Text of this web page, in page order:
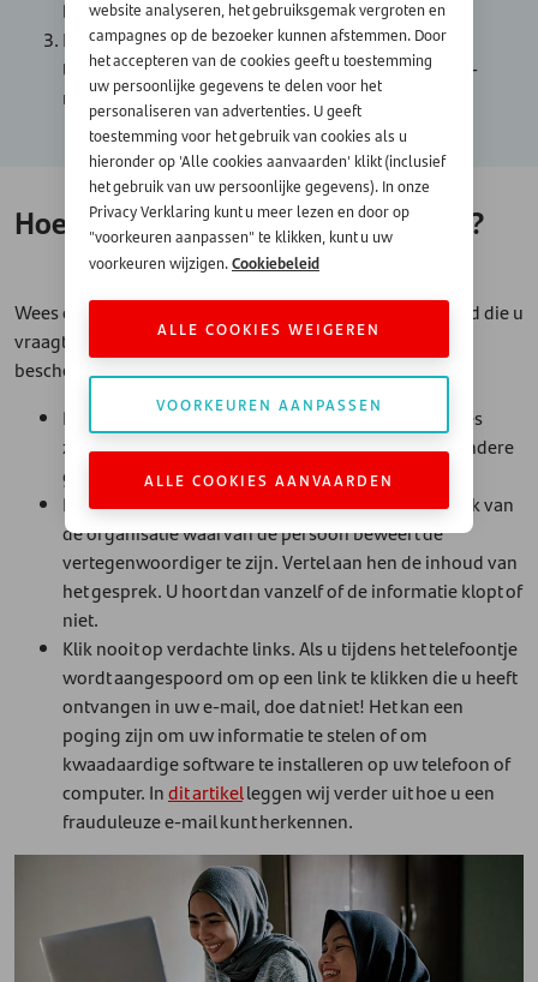
bellen om verder geholpen te worden.
Een mix van verschillende frauduleuze technieken
tegelijk zoalssmishing(via sms) en phishing (via e-
mail).
Hoe beschermt u zich tegen vishing?
Wees op uw hoede als u een telefoontje krijgt van iemand die u
vraagt om persoonlijke informatie te delen. Om uzelf te
beschermen kunt u de volgende stappen volgen:
Deel uw informatie nooit. Betrouwbare organisaties
zullen u nooit telefonisch om uw wachtwoord of andere
gevoelige informatie vragen.
Hang op en neem direct contact op met de helpdesk van
de organisatie waarvan de persoon beweert de
vertegenwoordiger te zijn. Vertel aan hen de inhoud van
het gesprek. U hoort dan vanzelf of de informatie klopt of
niet.
Klik nooit op verdachte links. Als u tijdens het telefoontje
wordt aangespoord om op een link te klikken die u heeft
ontvangen in uw e-mail, doe dat niet! Het kan een
poging zijn om uw informatie te stelen of om
kwaadaardige software te installeren op uw telefoon of
computer. Indit artikelleggen wij verder uit hoe u een
frauduleuze e-mail kunt herkennen.
website analyseren, het gebruiksgemak vergroten en
campagnes op de bezoeker kunnen afstemmen. Door
het accepteren van de cookies geeft u toestemming
uw persoonlijke gegevens te delen voor het
personaliseren van advertenties. U geeft
toestemming voor het gebruik van cookies als u
hieronder op 'Alle cookies aanvaarden' klikt (inclusief
het gebruik van uw persoonlijke gegevens). In onze
Privacy Verklaring kunt u meer lezen en door op
"voorkeuren aanpassen" te klikken, kunt u uw
voorkeuren wijzigen.Cookiebeleid
ALLE COOKIES WEIGEREN
VOORKEUREN AANPASSEN
ALLE COOKIES AANVAARDEN